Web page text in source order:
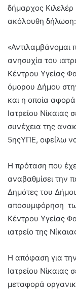
δήμαρχος
ακόλουθη δήλωση:
«Αντιλαμβάνομαι
ανησυχία του
Κέντρου Υγείας
όμορου Δήμου
και η οποία
Ιατρείου Νίκαιας
συνέχεια της
5ηςΥΠΕ, οφείλω
Η πρόταση που
αναβαθμίσει την
Δημότες του
αποσυμφόρηση
Κέντρου Υγείας
ιατρείο της
Η απόφαση για
Ιατρείου
μεταφορά